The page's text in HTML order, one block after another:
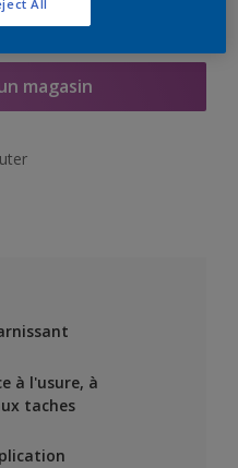
d’achats
magasin
à l'usure, à
taches
All